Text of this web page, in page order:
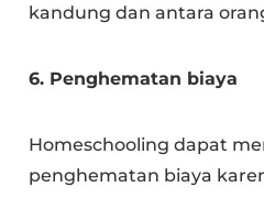
kandung dan antara
6. Penghematan biaya
Homeschooling dapat
penghematan biaya